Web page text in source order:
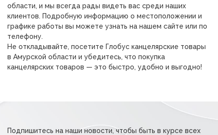
области, и мы всегда рады видеть вас среди наших
клиентов. Подробную информацию о местоположении и
графике работы вы можете узнать на нашем сайте или по
телефону.
Не откладывайте, посетите Глобус канцелярские товары
в Амурской области и убедитесь, что покупка
канцелярских товаров — это быстро, удобно и выгодно!
Подпишитесь на наши новости, чтобы быть в курсе всех